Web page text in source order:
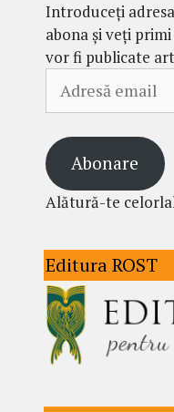
Introduceți
abona și veți
vor fi publicate
email
Abonare
Alătură-te
Editura ROST